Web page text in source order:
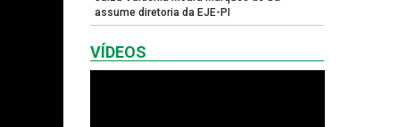
assume diretoria da EJE-PI
VÍDEOS